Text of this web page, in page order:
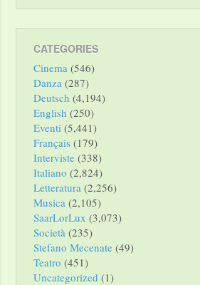
CATEGORIES
Cinema (546)
Danza (287)
Deutsch (4,194)
English (250)
Eventi (5,441)
Français (179)
Interviste (338)
Italiano (2,824)
Letteratura (2,256)
Musica (2,105)
SaarLorLux (3,073)
Società (235)
Stefano Mecenate (49)
Teatro (451)
Uncategorized (1)